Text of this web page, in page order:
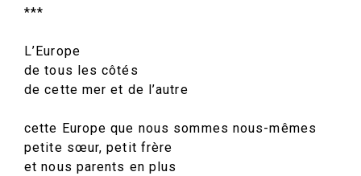
***
L’Europe
de tous les côtés
de cette mer et de l’autre
cette Europe que nous sommes nous-mêmes
petite sœur, petit frère
et nous parents en plus